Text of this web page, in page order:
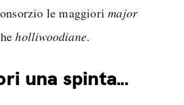
le maggiorimajor
holliwoodiane.
una spinta...